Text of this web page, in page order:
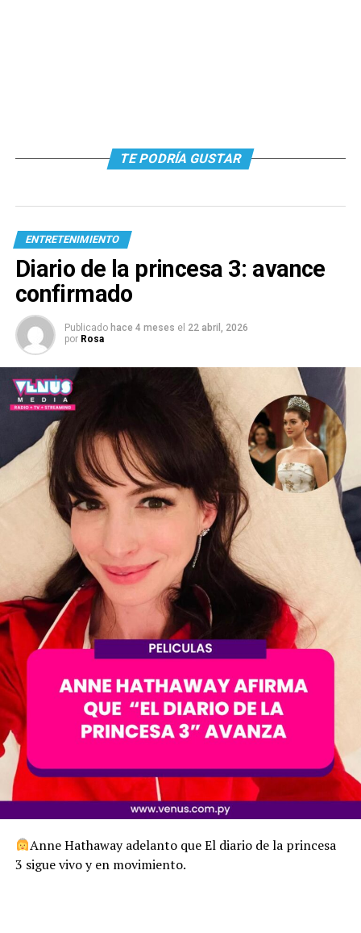
TE PODRÍA GUSTAR
ENTRETENIMIENTO
Diario de la princesa 3: avance
confirmado
Publicado hace 4 meses el 22 abril, 2026
por Rosa
Anne Hathaway adelanto que El diario de la princesa
3 sigue vivo y en movimiento.